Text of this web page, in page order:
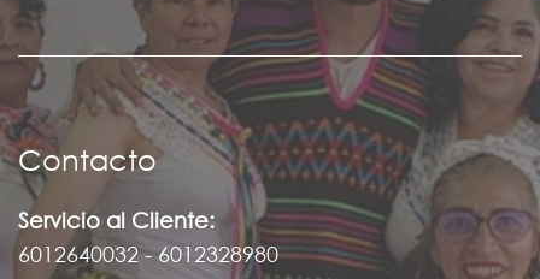
Contacto
Servicio al Cliente:
6012640032 - 6012328980